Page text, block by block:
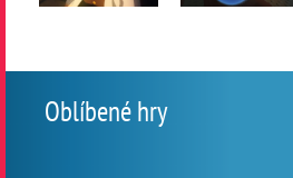
Oblíbené hry